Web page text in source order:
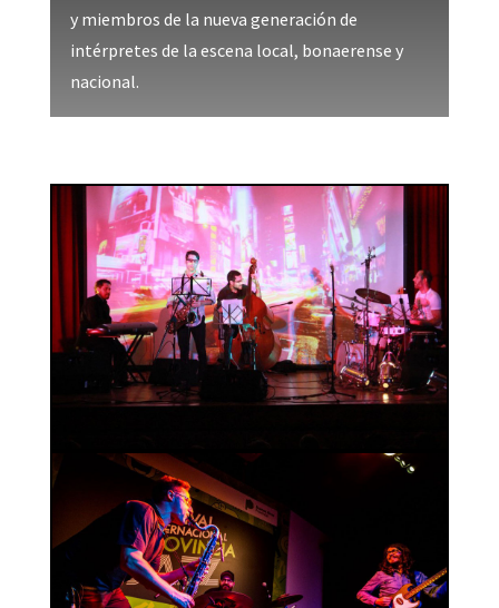
y miembros de la nueva generación de
intérpretes de la escena local, bonaerense y
nacional.